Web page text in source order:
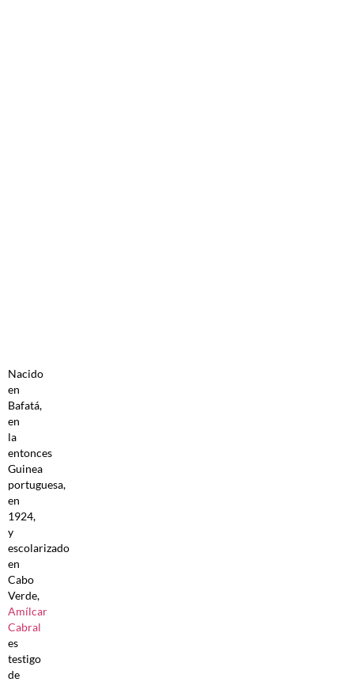
Nacido
en
Bafatá,
en
la
entonces
Guinea
portuguesa,
en
1924,
y
escolarizado
en
Cabo
Verde,
Amílcar
Cabral
es
testigo
de